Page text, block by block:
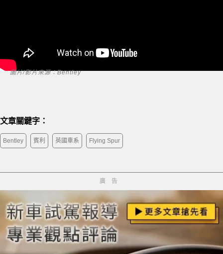
圖片/影片來源：Bentley
文章關鍵字：
Bentley 賓利 英國車系 Flying Spur
廣告